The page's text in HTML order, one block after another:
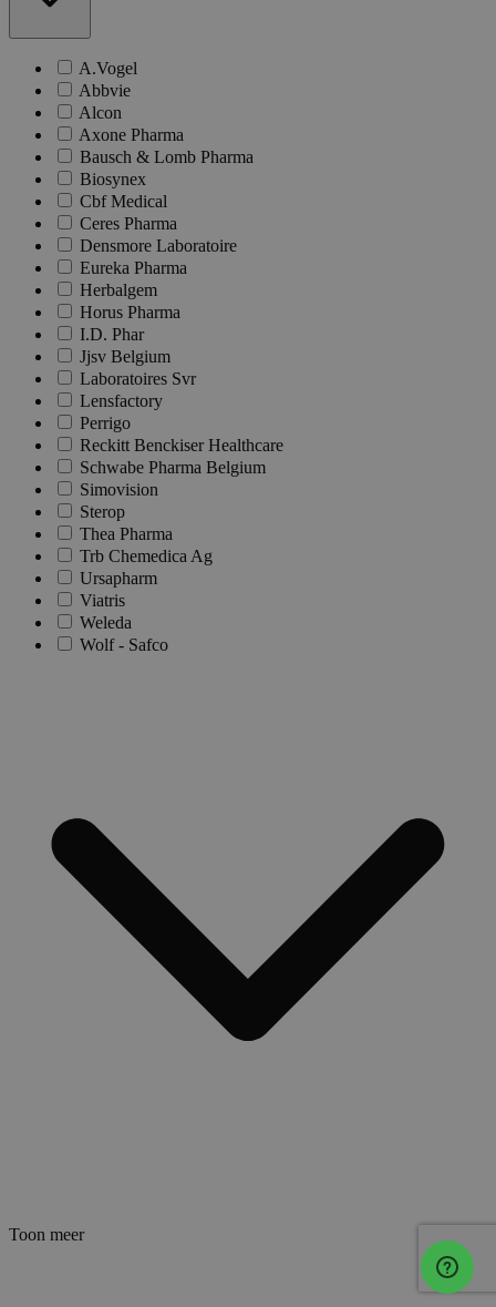
A.Vogel
Abbvie
Alcon
Axone Pharma
Bausch & Lomb Pharma
Biosynex
Cbf Medical
Ceres Pharma
Densmore Laboratoire
Eureka Pharma
Herbalgem
Horus Pharma
I.D. Phar
Jjsv Belgium
Laboratoires Svr
Lensfactory
Perrigo
Reckitt Benckiser Healthcare
Schwabe Pharma Belgium
Simovision
Sterop
Thea Pharma
Trb Chemedica Ag
Ursapharm
Viatris
Weleda
Wolf - Safco
Toon meer